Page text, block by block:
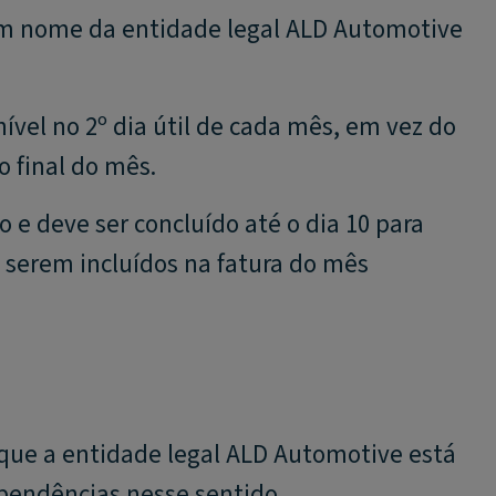
nome da entidade legal ALD Automotive
no 2º dia útil de cada mês, em vez do
final do mês.
deve ser concluído até o dia 10 para
incluídos na fatura do mês
a entidade legal ALD Automotive está